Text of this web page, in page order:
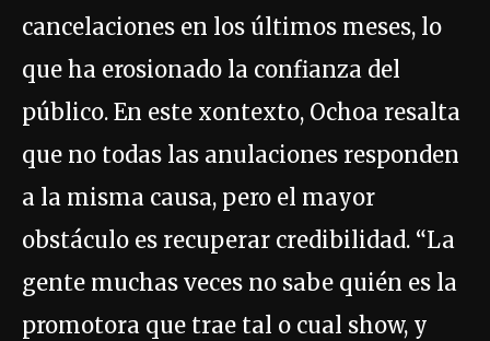
cancelaciones en los últimos meses, lo
que ha erosionado la confianza del
público. En este xontexto, Ochoa resalta
que no todas las anulaciones responden
a la misma causa, pero el mayor
obstáculo es recuperar credibilidad. “La
gente muchas veces no sabe quién es la
promotora que trae tal o cual show, y